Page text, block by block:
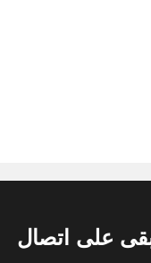
على اتصال